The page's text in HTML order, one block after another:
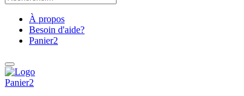
À propos
Besoin d'aide?
Panier2
Panier2